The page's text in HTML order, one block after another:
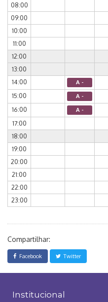
08:00
09:00
10:00
11:00
12:00
13:00
14:00
A -
15:00 A -
16:00 A -
17:00
18:00
19:00
20:00
21:00
22:00
23:00
Compartilhar:
Facebook Twitter
Institucional